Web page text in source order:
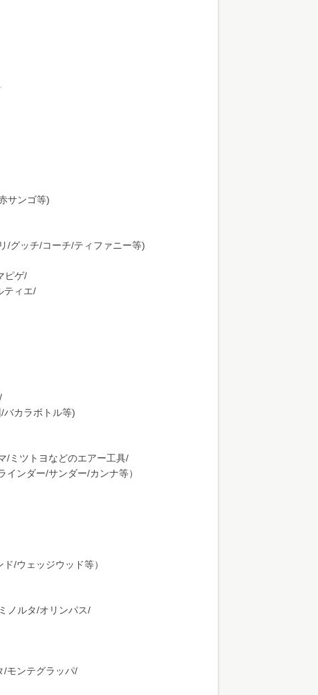
サンゴ等)
/グッチ/コーチ/ティファニー等)
ピゲ/
ティエ/
バカラボトル等)
/ミツトヨなどのエアー工具/
ンダー/サンダー/カンナ等）
/ウェッジウッド等）
ノルタ/オリンパス/
/モンテグラッパ/